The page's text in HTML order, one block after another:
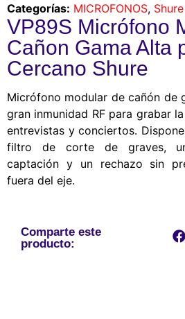
Categorías: MICROFONOS, Shure
VP89S Micrófono
Cañon Gama Alta
Cercano Shure
Micrófono modular de cañón de
gran inmunidad RF para grabar
entrevistas y conciertos.
filtro de corte de graves,
captación y un rechazo sin
fuera del eje.
Comparte este
producto: